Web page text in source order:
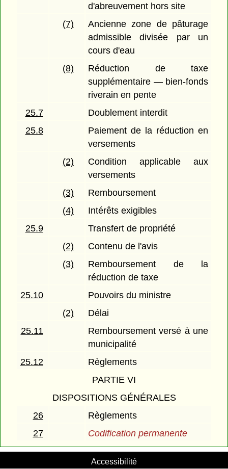
d'abreuvement hors site
(7)
Ancienne zone de pâturage
admissible divisée par un
cours d'eau
(8)
Réduction de taxe
supplémentaire — bien-fonds
riverain en pente
25.7
Doublement interdit
25.8
Paiement de la réduction en
versements
(2)
Condition applicable aux
versements
(3)
Remboursement
(4)
Intérêts exigibles
25.9
Transfert de propriété
(2)
Contenu de l'avis
(3)
Remboursement de la
réduction de taxe
25.10
Pouvoirs du ministre
(2)
Délai
25.11
Remboursement versé à une
municipalité
25.12
Règlements
PARTIE VI
DISPOSITIONS GÉNÉRALES
26
Règlements
27
Codification permanente
Accessibilité